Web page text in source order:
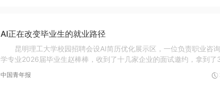
AI正在改变毕业生的就业路径
昆明理工大学校园招聘会设AI简历优化展示区，一位负责职业咨
学专业2026届毕业生赵棒棒，收到了十几家企业的面试邀约，拿到
中国青年报